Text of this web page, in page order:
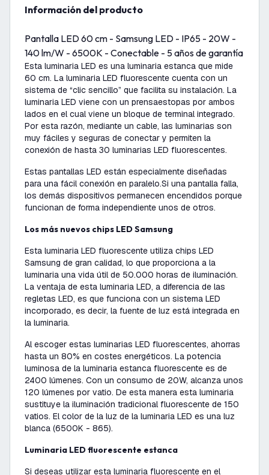
información del producto
Pantalla LED 60 cm - Samsung LED - IP65 - 20W -
140 lm/W - 6500K - Conectable - 5 años de garantía
Esta luminaria LED es una luminaria estanca que mide
60 cm. La luminaria LED fluorescente cuenta con un
sistema de “clic sencillo” que facilita su instalación. La
luminaria LED viene con un prensaestopas por ambos
lados en el cual viene un bloque de terminal integrado.
Por esta razón, mediante un cable, las luminarias son
muy fáciles y seguras de conectar y permiten la
conexión de hasta 30 luminarias LED fluorescentes.
Estas pantallas LED están especialmente diseñadas
para una fácil conexión en paralelo.Si una pantalla falla,
los demás dispositivos permanecen encendidos porque
funcionan de forma independiente unos de otros.
Los más nuevos chips LED Samsung
Esta luminaria LED fluorescente utiliza chips LED
Samsung de gran calidad, lo que proporciona a la
luminaria una vida útil de 50.000 horas de iluminación.
La ventaja de esta luminaria LED, a diferencia de las
regletas LED, es que funciona con un sistema LED
incorporado, es decir, la fuente de luz está integrada en
la luminaria.
Al escoger estas luminarias LED fluorescentes, ahorras
hasta un 80% en costes energéticos. La potencia
luminosa de la luminaria estanca fluorescente es de
2400 lúmenes. Con un consumo de 20W, alcanza unos
120 lúmenes por vatio. De esta manera esta luminaria
sustituye la iluminación tradicional fluorescente de 150
vatios. El color de la luz de la luminaria LED es una luz
blanca (6500K - 865).
Luminaria LED fluorescente estanca
Si deseas utilizar esta luminaria fluorescente en el